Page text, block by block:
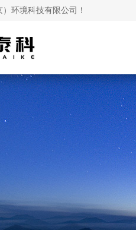
环境科技有限公司！